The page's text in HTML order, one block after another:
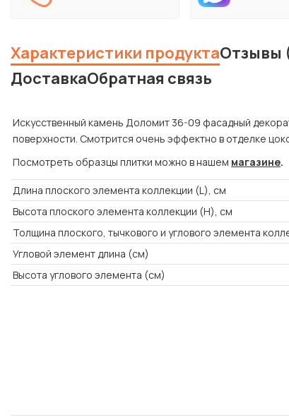
Характеристики продуктаОтзывы
ДоставкаОбратная связь
Искусственный камень Доломит 36-09 фасадный
поверхности. Смотрится очень эффектно в отделке
Посмотреть образцы плитки можно в нашем магазине.
Длина плоского элемента коллекции (L), см
Высота плоского элемента коллекции (H), см
Толщина плоского, тычкового и углового элемента
Угловой элемент длина (см)
Высота углового элемента (см)